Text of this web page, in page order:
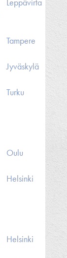
Tampere
Jyväskylä
Turku
Oulu
Helsinki
Helsinki